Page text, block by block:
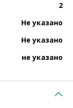
2
Не указано
Не указано
не указано